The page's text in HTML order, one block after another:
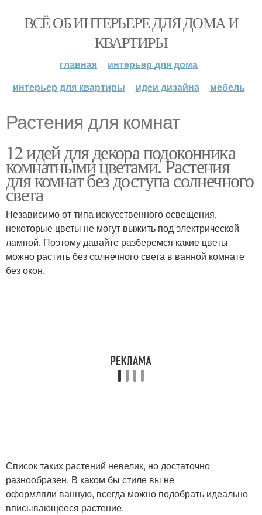
ВСЁ ОБ ИНТЕРЬЕРЕ ДЛЯ ДОМА И
КВАРТИРЫ
главная
интерьер для дома
интерьер для квартиры
идеи дизайна мебель
Растения для комнат
12 идей для декора подоконника
комнатными цветами. Растения
для комнат без доступа солнечного
света
Независимо от типа искусственного освещения,
некоторые цветы не могут выжить под электрической
лампой. Поэтому давайте разберемся какие цветы
можно растить без солнечного света в ванной комнате
без окон.
Список таких растений невелик, но достаточно
разнообразен. В каком бы стиле вы не
оформляли ванную, всегда можно подобрать идеально
вписывающееся растение.